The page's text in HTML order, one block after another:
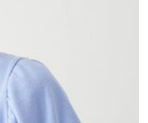
灣大直營門市／銀行轉
稱本公司）所提供，讓
商店將買賣／分期付款
交帳款。
至「AFTEE先享後付」
帳。
結，可透過四大超商／
易完成。
需要取消訂單，請聯絡
效，需透過AFTEE先享